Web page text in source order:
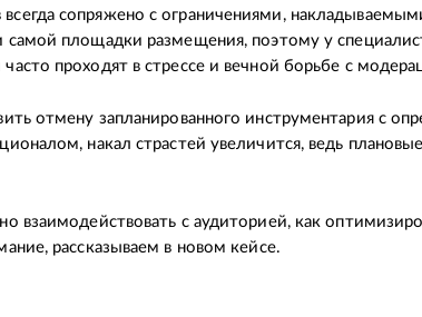
сопряжено с ограничениями,
самой площадки размещения, поэтому у
проходят в стрессе и вечной борьбе с
отмену запланированного инструментария с
накал страстей увеличится, ведь
взаимодействовать с аудиторией, как
рассказываем в новом кейсе.